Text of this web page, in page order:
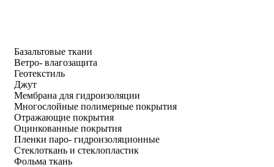
Базальтовые ткани
Ветро- влагозащита
Геотекстиль
Джут
Мембрана для гидроизоляции
Многослойные полимерные покрытия
Отражающие покрытия
Оцинкованные покрытия
Пленки паро- гидроизоляционные
Стеклоткань и стеклопластик
Фольма ткань